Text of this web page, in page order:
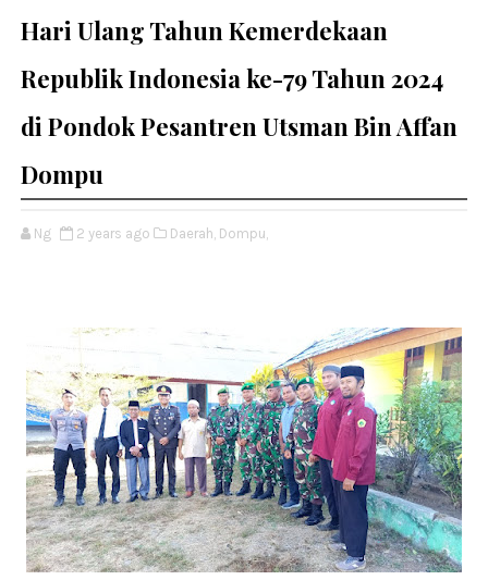
Hari Ulang Tahun Kemerdekaan
Republik Indonesia ke-79 Tahun 2024
di Pondok Pesantren Utsman Bin Affan
Dompu
Ng 2 years ago Daerah, Dompu,